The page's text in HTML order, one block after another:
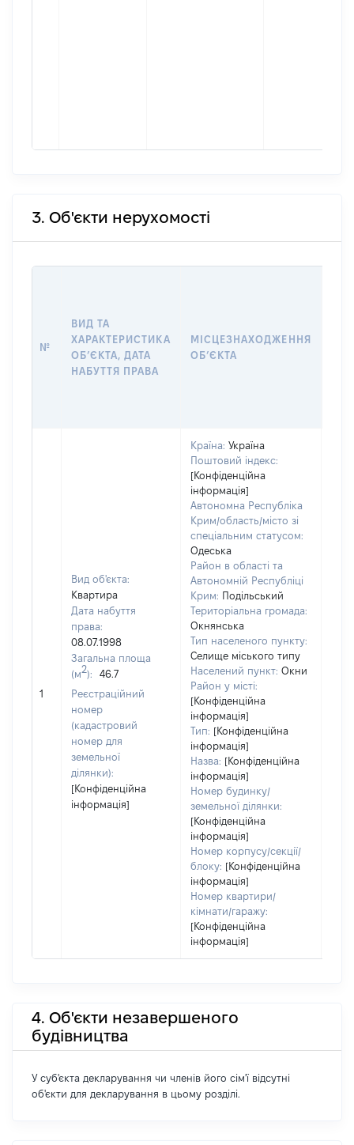
3. Об'єкти нерухомості
№
ВИД ТА
ХАРАКТЕРИСТИКА
ОБʼЄКТА, ДАТА
НАБУТТЯ ПРАВА
МІСЦЕЗНАХОДЖЕННЯ
ОБʼЄКТА
1
Вид об'єкта:
Квартира
Дата набуття
права:
08.07.1998
Загальна площа
(м2):
46.7
Реєстраційний
номер
(кадастровий
номер для
земельної
ділянки):
[Конфіденційна
інформація]
Країна: Україна
Поштовий індекс:
[Конфіденційна
інформація]
Автономна Республіка
Крим/область/місто зі
спеціальним статусом:
Одеська
Район в області та
Автономній Республіці
Крим: Подільський
Територіальна громада:
Окнянська
Тип населеного пункту:
Селище міського типу
Населений пункт: Окни
Район у місті:
[Конфіденційна
інформація]
Тип: [Конфіденційна
інформація]
Назва: [Конфіденційна
інформація]
Номер будинку/
земельної ділянки:
[Конфіденційна
інформація]
Номер корпусу/секції/
блоку: [Конфіденційна
інформація]
Номер квартири/
кімнати/гаражу:
[Конфіденційна
інформація]
4. Об'єкти незавершеного
будівництва
У суб'єкта декларування чи членів його сім'ї відсутні
об'єкти для декларування в цьому розділі.